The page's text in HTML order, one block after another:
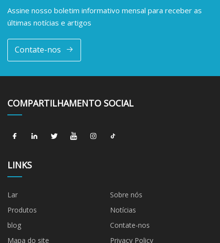
Assine nosso boletim informativo mensal para receber as
últimas notícias e artigos
Contate-nos
COMPARTILHAMENTO SOCIAL
LINKS
Lar
Sobre nós
Produtos
Notícias
blog
Contate-nos
Mapa do site
Privacy Policy